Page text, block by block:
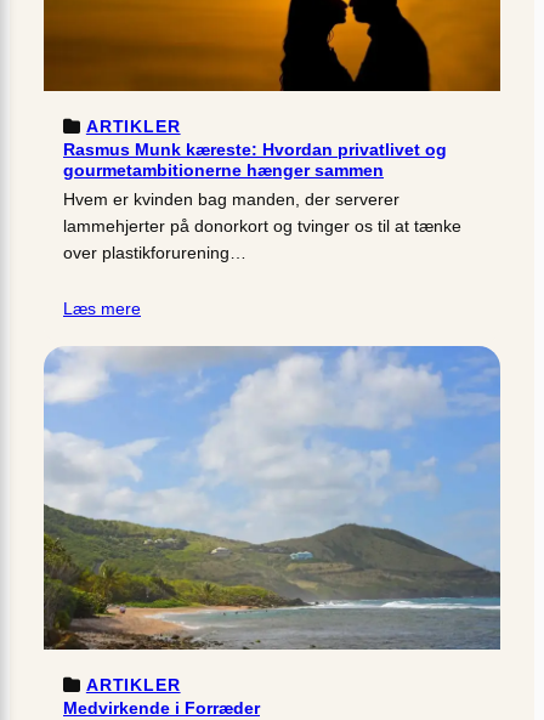
ARTIKLER
Rasmus Munk kæreste: Hvordan privatlivet og
gourmetambitionerne hænger sammen
Hvem er kvinden bag manden, der serverer
lammehjerter på donorkort og tvinger os til at tænke
over plastikforurening…
Læs mere
ARTIKLER
Medvirkende i Forræder